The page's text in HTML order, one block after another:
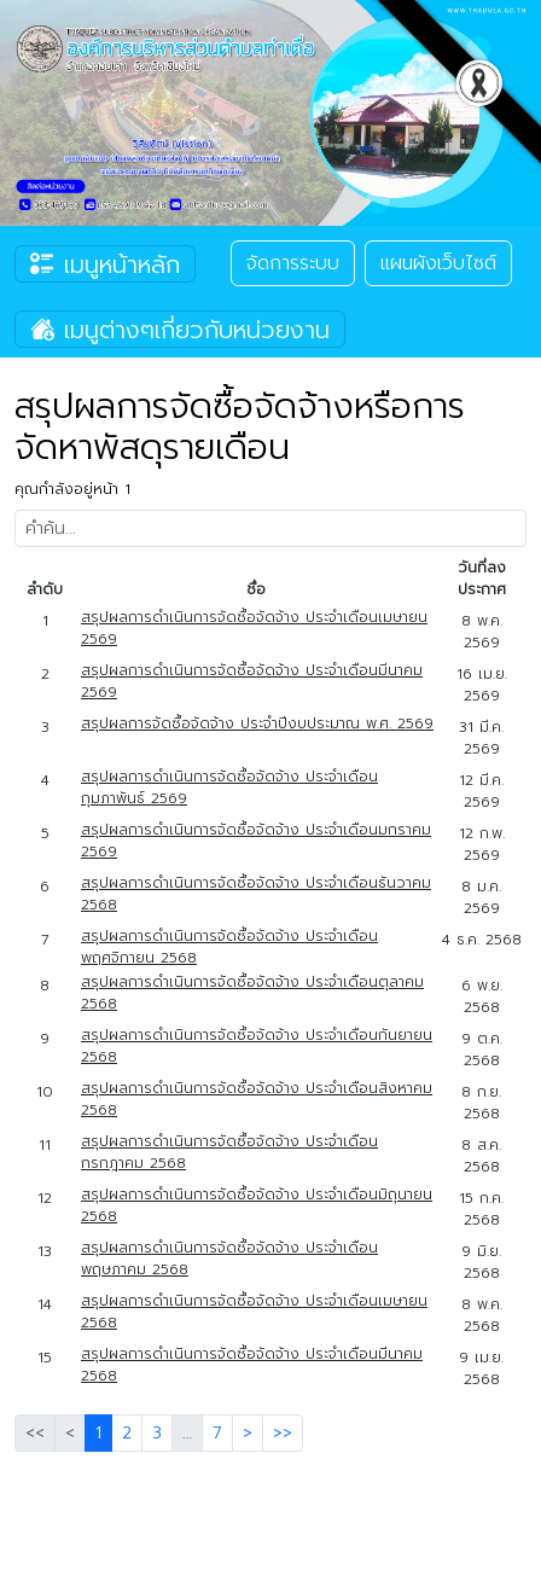
เมนูหน้าหลัก จัดการระบบ แผนผังเว็บไซต์
เมนูต่างๆเกี่ยวกับหน่วยงาน
สรุปผลการจัดซื้อจัดจ้างหรือการ
จัดหาพัสดุรายเดือน
คุณกำลังอยู่หน้า 1
ลำดับ ชื่อ
วันที่ลง
ประกาศ
1
สรุปผลการดำเนินการจัดซื้อจัดจ้าง ประจำเดือนเมษายน
2569
8 พ.ค.
2569
2
สรุปผลการดำเนินการจัดซื้อจัดจ้าง ประจำเดือนมีนาคม
2569
16 เม.ย.
2569
3
สรุปผลการจัดซื้อจัดจ้าง ประจำปีงบประมาณ พ.ศ. 2569
31 มี.ค.
2569
4
สรุปผลการดำเนินการจัดซื้อจัดจ้าง ประจำเดือน
กุมภาพันธ์ 2569
12 มี.ค.
2569
5
สรุปผลการดำเนินการจัดซื้อจัดจ้าง ประจำเดือนมกราคม
2569
12 ก.พ.
2569
6
สรุปผลการดำเนินการจัดซื้อจัดจ้าง ประจำเดือนธันวาคม
2568
8 ม.ค.
2569
7
สรุปผลการดำเนินการจัดซื้อจัดจ้าง ประจำเดือน
พฤศจิกายน 2568
4 ธ.ค. 2568
8
สรุปผลการดำเนินการจัดซื้อจัดจ้าง ประจำเดือนตุลาคม
2568
6 พ.ย.
2568
9
สรุปผลการดำเนินการจัดซื้อจัดจ้าง ประจำเดือนกันยายน
2568
9 ต.ค.
2568
10
สรุปผลการดำเนินการจัดซื้อจัดจ้าง ประจำเดือนสิงหาคม
2568
8 ก.ย.
2568
11
สรุปผลการดำเนินการจัดซื้อจัดจ้าง ประจำเดือน
กรกฎาคม 2568
8 ส.ค.
2568
12
สรุปผลการดำเนินการจัดซื้อจัดจ้าง ประจำเดือนมิถุนายน
2568
15 ก.ค.
2568
13
สรุปผลการดำเนินการจัดซื้อจัดจ้าง ประจำเดือน
พฤษภาคม 2568
9 มิ.ย.
2568
14
สรุปผลการดำเนินการจัดซื้อจัดจ้าง ประจำเดือนเมษายน
2568
8 พ.ค.
2568
15
สรุปผลการดำเนินการจัดซื้อจัดจ้าง ประจำเดือนมีนาคม
2568
9 เม.ย.
2568
<< < 1 2 3 … 7 > >>